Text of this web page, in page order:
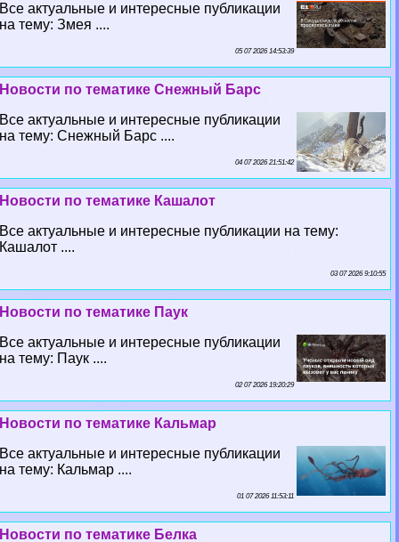
Все актуальные и интересные публикации
на тему: Змея ....
05 07 2026 14:53:39
Новости по тематике Снежный Барс
Все актуальные и интересные публикации
на тему: Снежный Барс ....
04 07 2026 21:51:42
Новости по тематике Кашалот
Все актуальные и интересные публикации на тему:
Кашалот ....
03 07 2026 9:10:55
Новости по тематике Паук
Все актуальные и интересные публикации
на тему: Паук ....
02 07 2026 19:20:29
Новости по тематике Кальмар
Все актуальные и интересные публикации
на тему: Кальмар ....
01 07 2026 11:53:11
Новости по тематике Белка